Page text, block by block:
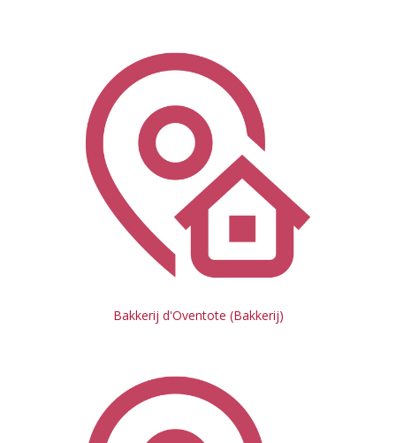
Bakkerij d'Oventote (Bakkerij)